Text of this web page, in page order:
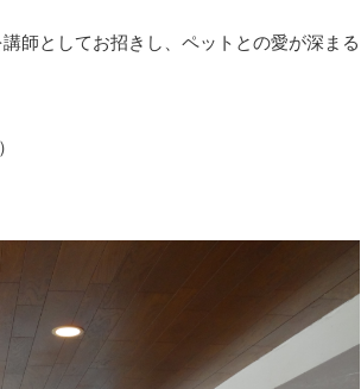
師としてお招きし、ペットとの愛が深まる